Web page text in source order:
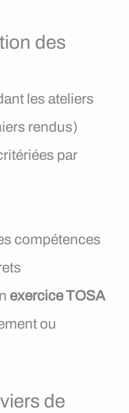
des
les ateliers
rendus)
par
compétences
exercice TOSA
ou
de